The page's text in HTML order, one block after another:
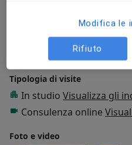
Presso questo indirizzo visito
Adulti (Solo in alcuni
Bambini (Solo in alcuni
Tipologia di visite
In studio Visualizza gli
Consulenza online
Foto e video
Modifica le
Rifiuto